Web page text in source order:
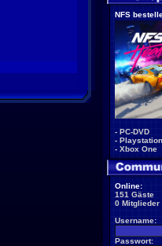
NFS
- PC-DVD
-
- Xbox One
Online:
151 Gäste
0 Mitglieder
Username:
Passwort: